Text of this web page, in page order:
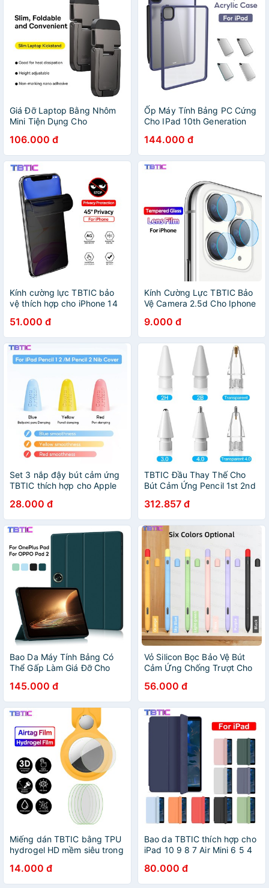
Giá Đỡ Laptop Bằng Nhôm
Mini Tiện Dụng Cho
106.000 đ
Ốp Máy Tính Bảng PC Cứng
Cho IPad 10th Generation
Pro 11 Air 5 4 3 Mini 6 4 5
IPad 2 3 5th 6th 9.7
144.000 đ
Kính cường lực TBTIC bảo
vệ thích hợp cho iPhone 14
2020 XR X Xs Max 8 7 6 6s
Plus SE 2020
51.000 đ
Kính Cường Lực TBTIC Bảo
Vệ Camera 2.5d Cho Iphone
9.000 đ
Set 3 nắp đậy bút cảm ứng
TBTIC thích hợp cho Apple
28.000 đ
TBTIC Đầu Thay Thế Cho
Bút Cảm Ứng Pencil 1st 2nd
312.857 đ
Bao Da Máy Tính Bảng Có
Thể Gấp Làm Giá Đỡ Cho
OPPO Pad 2 OnePlus Pad
11.61 Inch 2023 Coque
145.000 đ
Vỏ Silicon Bọc Bảo Vệ Bút
Cảm Ứng Chống Trượt Cho
Plus S8 Plus Stylus
56.000 đ
Miếng dán TBTIC bằng TPU
hydrogel HD mềm siêu trong
hình cảm ứng Apple Airtag
14.000 đ
Bao da TBTIC thích hợp cho
iPad 10 9 8 7 Air Mini 6 5 4
Inch Pro 2022 2021 2020
2018
80.000 đ